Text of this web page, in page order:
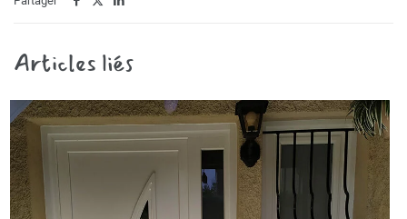
Articles liés